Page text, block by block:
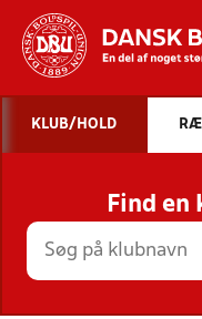
STILLINGER,
KLUB/HOLD
Find en